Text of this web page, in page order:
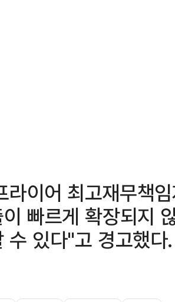
라이어 최고재무책
빠르게 확장되지
수 있다"고 경고했다.